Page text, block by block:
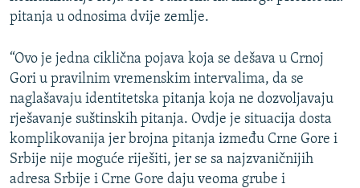
pitanja u odnosima dvije zemlje.
“Ovo je jedna ciklična pojava koja se dešava u Crnoj
Gori u pravilnim vremenskim intervalima, da se
naglašavaju identitetska pitanja koja ne dozvoljavaju
rješavanje suštinskih pitanja. Ovdje je situacija dosta
komplikovanija jer brojna pitanja između Crne Gore i
Srbije nije moguće riješiti, jer se sa najzvaničnijih
adresa Srbije i Crne Gore daju veoma grube i